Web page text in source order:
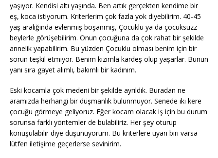
yaşıyor. Kendisi altı yaşında. Ben artık gerçekten kendime bir
eş, koca istiyorum. Kriterlerim çok fazla yok diyebilirim. 40-45
yaş aralığında evlenmiş boşanmış, Çocuklu ya da çocuksuzz
beylerle görüşebilirim. Onun çocuğuna da çok rahat bir şekilde
annelik yapabilirim. Bu yüzden Çocuklu olması benim için bir
sorun teşkil etmiyor. Benim kızımla kardeş olup yaşarlar. Bunun
yanı sıra gayet alımlı, bakımlı bir kadınım.
Eski kocamla çok medeni bir şekilde ayrıldık. Buradan ne
aramızda herhangi bir düşmanlık bulunmuyor. Senede iki kere
çocuğu görmeye geliyoruz. Eğer kocam olacak iş için bu durum
sorunsa farklı yöntemler de bulabiliriz. Her şey oturup
konuşulabilir diye düşünüyorum. Bu kriterlere uyan biri varsa
lütfen iletişime geçerlerse sevinirim.